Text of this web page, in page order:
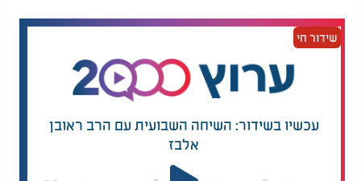
הטובות שיש בעולם.
שידור חי
עכשיו בשידור: השיחה השבועית עם הרב ראובן
אלבז